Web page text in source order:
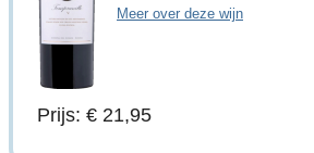
Meer over deze wijn
Prijs: € 21,95